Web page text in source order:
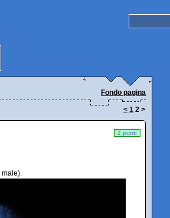
Fondo pagina
< 1 2 >
2 punti
male).